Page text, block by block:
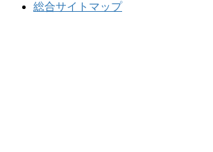
総合サイトマップ